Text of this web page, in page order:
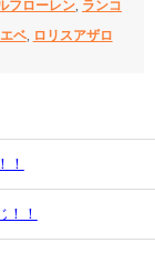
フローレン, ランコ
ベ, ロリスアザロ
！
！！